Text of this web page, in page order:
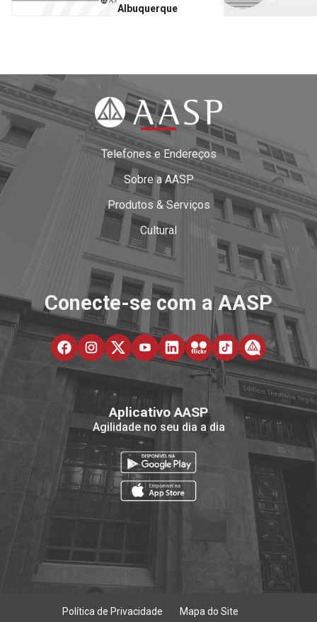
Albuquerque
Telefones e Endereços
Sobre a AASP
Produtos & Serviços
Cultural
Conecte-se com a AASP
Aplicativo AASP
Agilidade no seu dia a dia
Política de Privacidade Mapa do Site